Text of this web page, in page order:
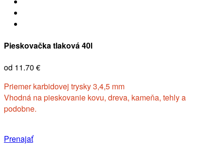
Pieskovačka tlaková 40l
od 11.70 €
Priemer karbidovej trysky 3,4,5 mm
Vhodná na pieskovanie kovu, dreva, kameňa, tehly a
podobne.
Prenajať